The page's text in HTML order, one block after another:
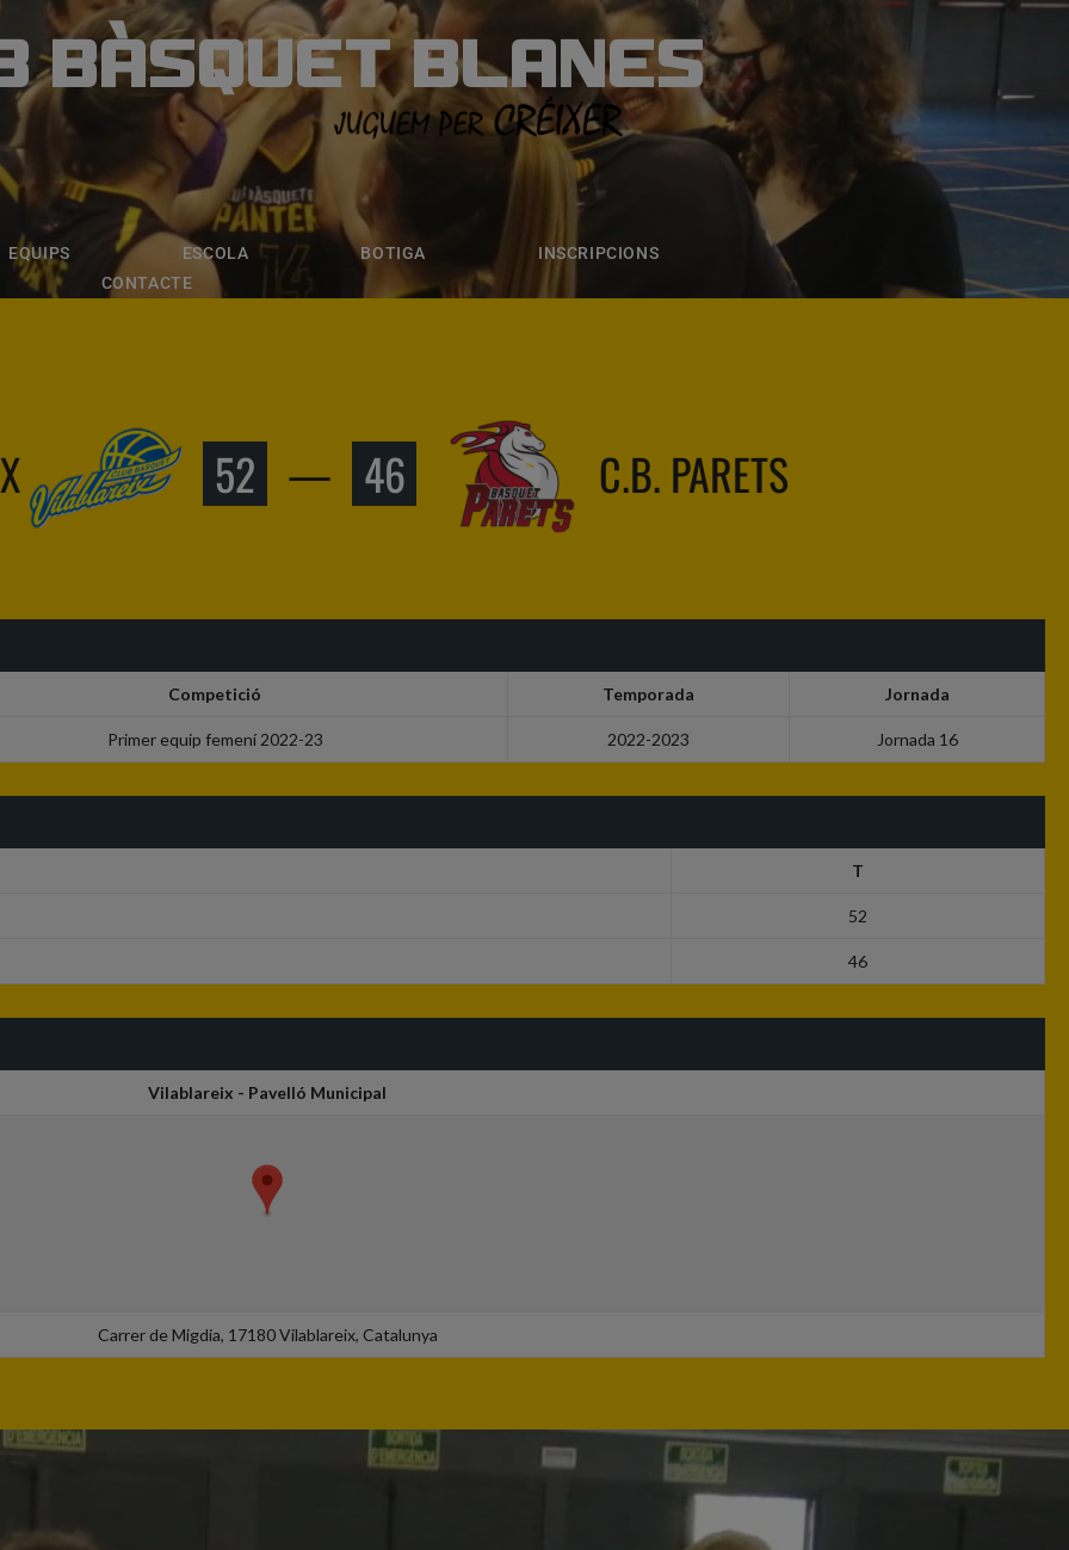
BÀSQUET BLANES
EQUIPS ESCOLA BOTIGA
INSCRIPCIONS
CONTACTE
BLANES
ESCOLA BOTIGA INSCRIPCIONS
52 — 46 C.B. PARETS
Competició Temporada Jornada
Primer equip femení 2022-23 2022-2023 Jornada 16
T
52
46
Vilablareix - Pavelló Municipal
Carrer de Migdia, 17180 Vilablareix, Catalunya